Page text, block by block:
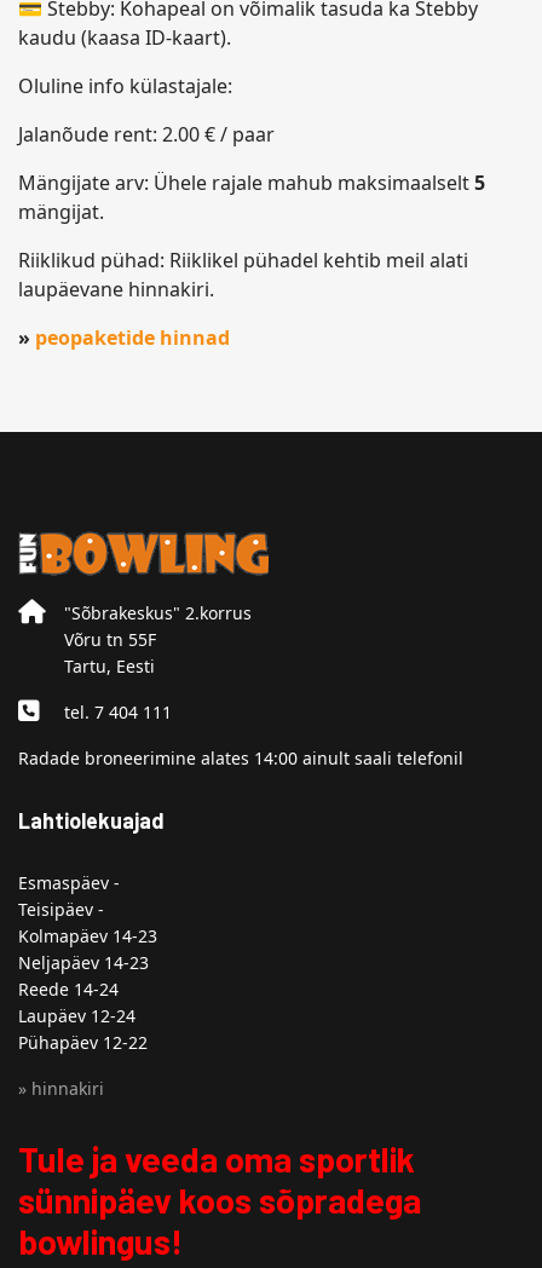
💳 Stebby: Kohapeal on võimalik tasuda ka Stebby
kaudu (kaasa ID-kaart).
Oluline info külastajale:
Jalanõude rent: 2.00 € / paar
Mängijate arv: Ühele rajale mahub maksimaalselt5
mängijat.
Riiklikud pühad: Riiklikel pühadel kehtib meil alati
laupäevane hinnakiri.
» peopaketide hinnad
"Sõbrakeskus" 2.korrus
Võru tn 55F
Tartu, Eesti
tel. 7 404 111
Radade broneerimine alates 14:00 ainult saali telefonil
Lahtiolekuajad
Esmaspäev -
Teisipäev -
Kolmapäev 14-23
Neljapäev 14-23
Reede 14-24
Laupäev 12-24
Pühapäev 12-22
» hinnakiri
Tule ja veeda oma sportlik
sünnipäev koos sõpradega
bowlingus!